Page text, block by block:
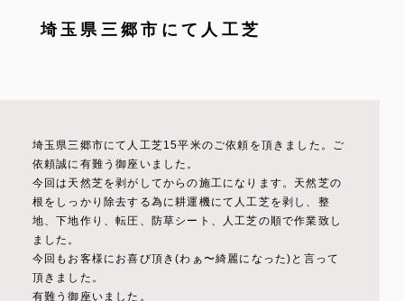
埼玉県三郷市にて人工芝
埼玉県三郷市にて人工芝15平米のご依頼を頂きました。ご
依頼誠に有難う御座いました。
今回は天然芝を剥がしてからの施工になります。天然芝の
根をしっかり除去する為に耕運機にて人工芝を剥し、整
地、下地作り、転圧、防草シート、人工芝の順で作業致し
ました。
今回もお客様にお喜び頂き(わぁ〜綺麗になった)と言って
頂きました。
有難う御座いました。